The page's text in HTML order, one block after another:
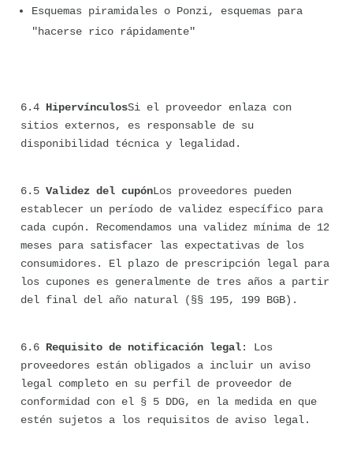
Esquemas piramidales o Ponzi, esquemas para
"hacerse rico rápidamente"
6.4 HipervínculosSi el proveedor enlaza con
sitios externos, es responsable de su
disponibilidad técnica y legalidad.
6.5 Validez del cupónLos proveedores pueden
establecer un período de validez específico para
cada cupón. Recomendamos una validez mínima de 12
meses para satisfacer las expectativas de los
consumidores. El plazo de prescripción legal para
los cupones es generalmente de tres años a partir
del final del año natural (§§ 195, 199 BGB).
6.6 Requisito de notificación legal: Los
proveedores están obligados a incluir un aviso
legal completo en su perfil de proveedor de
conformidad con el § 5 DDG, en la medida en que
estén sujetos a los requisitos de aviso legal.